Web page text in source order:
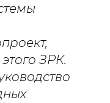
ЗРК.